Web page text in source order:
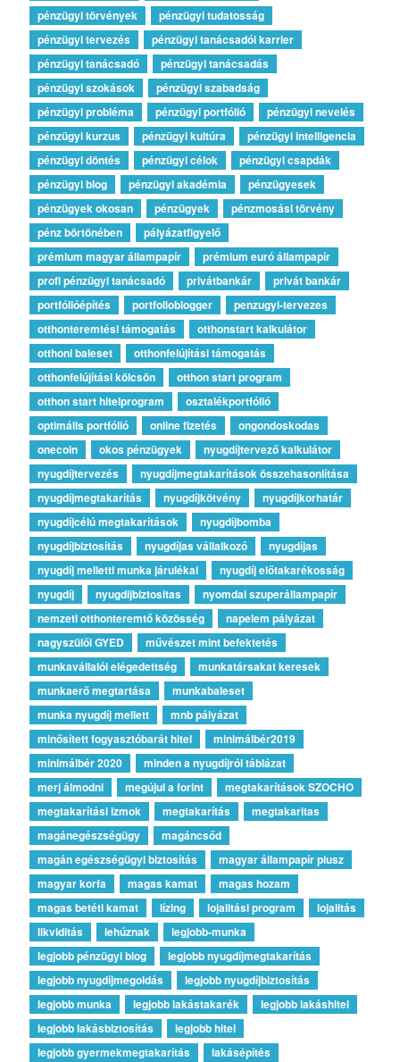
pénzügyi törvények
pénzügyi tudatosság
pénzügyi tervezés
pénzügyi tanácsadói karrier
pénzügyi tanácsadó
pénzügyi tanácsadás
pénzügyi szokások
pénzügyi szabadság
pénzügyi probléma
pénzügyi portfólió
pénzügyi nevelés
pénzügyi kurzus
pénzügyi kultúra
pénzügyi intelligencia
pénzügyi döntés
pénzügyi célok
pénzügyi csapdák
pénzügyi blog
pénzügyi akadémia
pénzügyesek
pénzügyek okosan
pénzügyek
pénzmosási törvény
pénz börtönében
pályázatfigyelő
prémium magyar állampapír
prémium euró állampapír
profi pénzügyi tanácsadó
privátbankár
privát bankár
portfólióépítés
portfolioblogger
penzugyi-tervezes
otthonteremtési támogatás
otthonstart kalkulátor
otthoni baleset
otthonfelújítási támogatás
otthonfelújítási kölcsön
otthon start program
otthon start hitelprogram
osztalékportfólió
optimális portfólió
online fizetés
ongondoskodas
onecoin
okos pénzügyek
nyugdíjtervező kalkulátor
nyugdíjtervezés
nyugdíjmegtakarítások összehasonlítása
nyugdíjmegtakarítás
nyugdíjkötvény
nyugdíjkorhatár
nyugdíjcélú megtakarítások
nyugdíjbomba
nyugdíjbiztosítás
nyugdíjas vállalkozó
nyugdíjas
nyugdíj melletti munka járulékai
nyugdíj előtakarékosság
nyugdíj
nyugdijbiztositas
nyomdai szuperállampapír
nemzeti otthonteremtő közösség
napelem pályázat
nagyszülői GYED
művészet mint befektetés
munkavállalói elégedettség
munkatársakat keresek
munkaerő megtartása
munkabaleset
munka nyugdíj mellett
mnb pályázat
minősített fogyasztóbarát hitel
minimálbér2019
minimálbér 2020
minden a nyugdíjról táblázat
merj álmodni
megújul a forint
megtakarítások SZOCHO
megtakarítási izmok
megtakarítás
megtakaritas
magánegészségügy
magáncsőd
magán egészségügyi biztosítás
magyar állampapír plusz
magyar korfa
magas kamat
magas hozam
magas betéti kamat
lízing lojalitási program
lojalitás
likviditás
lehúznak
legjobb-munka
legjobb pénzügyi blog
legjobb nyugdíjmegtakarítás
legjobb nyugdíjmegoldás
legjobb nyugdíjbiztosítás
legjobb munka
legjobb lakástakarék
legjobb lakáshitel
legjobb lakásbiztosítás
legjobb hitel
legjobb gyermekmegtakarítás
lakásépítés